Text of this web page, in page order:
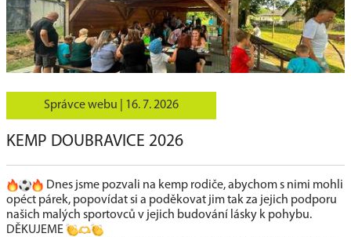
Správce webu | 16. 7. 2026
KEMP DOUBRAVICE 2026
Dnes jsme pozvali na kemp rodiče, abychom s nimi mohli
opéct párek, popovídat si a poděkovat jim tak za jejich podporu
našich malých sportovců v jejich budování lásky k pohybu.
DĚKUJEME